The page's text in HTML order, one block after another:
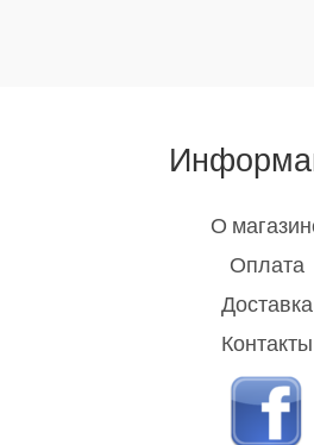
О
Оплата
Доставка
Контакты